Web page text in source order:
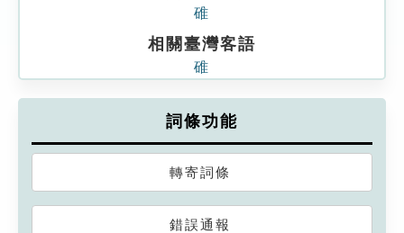
碓
相關臺灣客語
碓
詞條功能
轉寄詞條
錯誤通報